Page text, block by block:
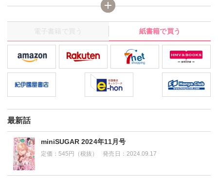
ーは、海月うる子 『ミドフォ―の恋は、欲情と執着で出来てい
る』、夏生恒 『年下王子に求愛されて困惑してます』 ほかにも人
気作もりだくさん！
電子書籍で買う 紙書籍で買う
最新話
miniSUGAR 2024年11月号
定価：545円（税抜） 発売日： 2024.09.17